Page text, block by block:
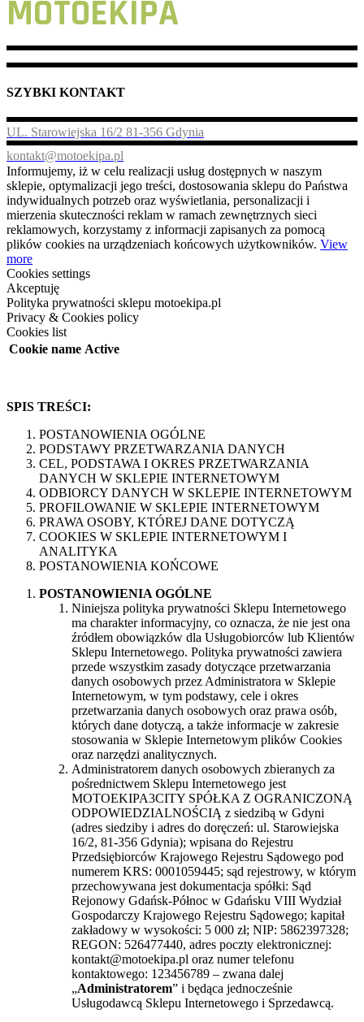
MOTOEKIPA
SZYBKI KONTAKT
UL. Starowiejska 16/2 81-356 Gdynia
kontakt@motoekipa.pl
Informujemy, iż w celu realizacji usług dostępnych w naszym
sklepie, optymalizacji jego treści, dostosowania sklepu do Państwa
indywidualnych potrzeb oraz wyświetlania, personalizacji i
mierzenia skuteczności reklam w ramach zewnętrznych sieci
reklamowych, korzystamy z informacji zapisanych za pomocą
plików cookies na urządzeniach końcowych użytkowników. View
more
Cookies settings
Akceptuję
Polityka prywatności sklepu motoekipa.pl
Privacy & Cookies policy
Cookies list
Cookie name Active
SPIS TREŚCI:
POSTANOWIENIA OGÓLNE
PODSTAWY PRZETWARZANIA DANYCH
CEL, PODSTAWA I OKRES PRZETWARZANIA
DANYCH W SKLEPIE INTERNETOWYM
ODBIORCY DANYCH W SKLEPIE INTERNETOWYM
PROFILOWANIE W SKLEPIE INTERNETOWYM
PRAWA OSOBY, KTÓREJ DANE DOTYCZĄ
COOKIES W SKLEPIE INTERNETOWYM I
ANALITYKA
POSTANOWIENIA KOŃCOWE
POSTANOWIENIA OGÓLNE
Niniejsza polityka prywatności Sklepu Internetowego
ma charakter informacyjny, co oznacza, że nie jest ona
źródłem obowiązków dla Usługobiorców lub Klientów
Sklepu Internetowego. Polityka prywatności zawiera
przede wszystkim zasady dotyczące przetwarzania
danych osobowych przez Administratora w Sklepie
Internetowym, w tym podstawy, cele i okres
przetwarzania danych osobowych oraz prawa osób,
których dane dotyczą, a także informacje w zakresie
stosowania w Sklepie Internetowym plików Cookies
oraz narzędzi analitycznych.
Administratorem danych osobowych zbieranych za
pośrednictwem Sklepu Internetowego jest
MOTOEKIPA3CITY SPÓŁKA Z OGRANICZONĄ
ODPOWIEDZIALNOŚCIĄ z siedzibą w Gdyni
(adres siedziby i adres do doręczeń: ul. Starowiejska
16/2, 81-356 Gdynia); wpisana do Rejestru
Przedsiębiorców Krajowego Rejestru Sądowego pod
numerem KRS: 0001059445; sąd rejestrowy, w którym
przechowywana jest dokumentacja spółki: Sąd
Rejonowy Gdańsk-Północ w Gdańsku VIII Wydział
Gospodarczy Krajowego Rejestru Sądowego; kapitał
zakładowy w wysokości: 5 000 zł; NIP: 5862397328;
REGON: 526477440, adres poczty elektronicznej:
kontakt@motoekipa.pl oraz numer telefonu
kontaktowego: 123456789 – zwana dalej
„Administratorem” i będąca jednocześnie
Usługodawcą Sklepu Internetowego i Sprzedawcą.